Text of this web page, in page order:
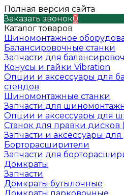
Полная версия сайта
Заказать звонок0
Каталог товаров
Шиномонтажное
Балансировочные станки
Запчасти для
Конусы и гайки Vibration
Опции и аксессуары для
стендов
Шиномонтажные станки
Запчасти для
Опции и аксессуары для
Станок для правки дисков
Запчасти и аксессуары
Борторасширители
Запчасти для
Домкраты
Запчасти
Домкраты бутылочные